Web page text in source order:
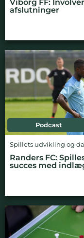
Viborg FF:
afslutninger
Podcast
Spillets udvikling og
Randers FC:
succes med